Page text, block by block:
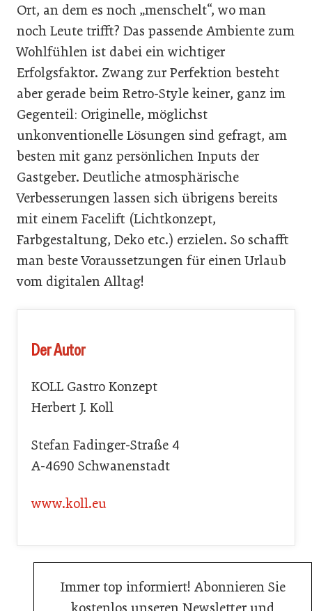
Ort, an dem es noch „menschelt“, wo man
noch Leute trifft? Das passende Ambiente zum
Wohlfühlen ist dabei ein wichtiger
Erfolgsfaktor. Zwang zur Perfektion besteht
aber gerade beim Retro-Style keiner, ganz im
Gegenteil: Originelle, möglichst
unkonventionelle Lösungen sind gefragt, am
besten mit ganz persönlichen Inputs der
Gastgeber. Deutliche atmosphärische
Verbesserungen lassen sich übrigens bereits
mit einem Facelift (Lichtkonzept,
Farbgestaltung, Deko etc.) erzielen. So schafft
man beste Voraussetzungen für einen Urlaub
vom digitalen Alltag!
Der Autor
KOLL Gastro Konzept
Herbert J. Koll
Stefan Fadinger-Straße 4
A-4690 Schwanenstadt
www.koll.eu
Immer top informiert! Abonnieren Sie